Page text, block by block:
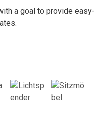
a goal to provide easy-